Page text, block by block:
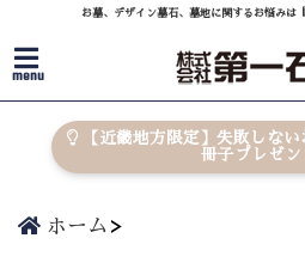
お墓、デザイン墓石、墓地に関するお悩みは
menu
【近畿地方限定】失敗しな
冊子プレゼン
ホーム